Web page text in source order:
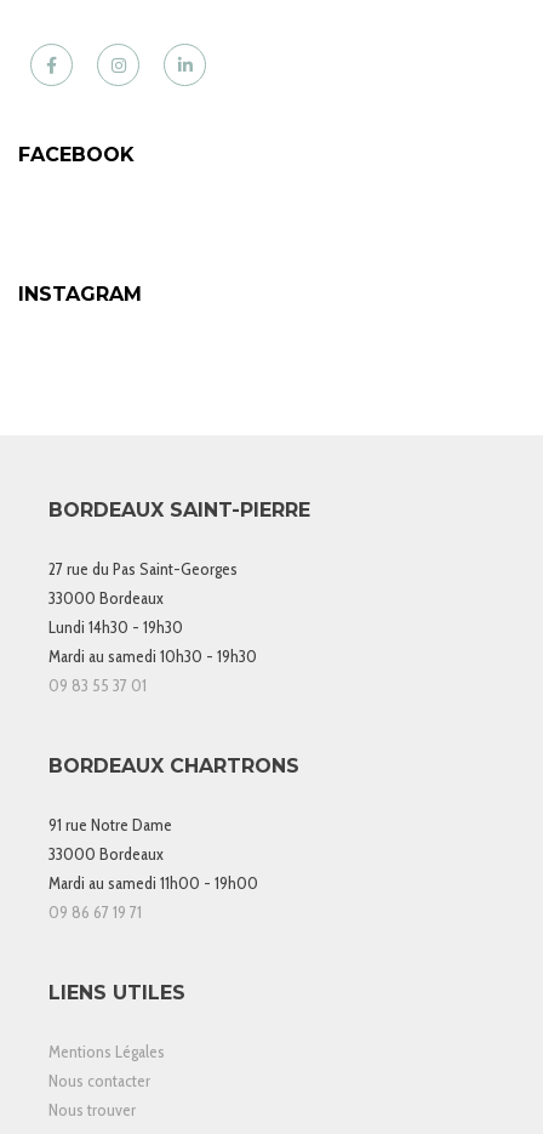
Facebook Instagram LinkedIn
FACEBOOK
INSTAGRAM
BORDEAUX SAINT-PIERRE
27 rue du Pas Saint-Georges
33000 Bordeaux
Lundi 14h30 - 19h30
Mardi au samedi 10h30 - 19h30
09 83 55 37 01
BORDEAUX CHARTRONS
91 rue Notre Dame
33000 Bordeaux
Mardi au samedi 11h00 - 19h00
09 86 67 19 71
LIENS UTILES
Mentions Légales
Nous contacter
Nous trouver